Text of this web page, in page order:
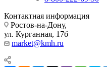
Контактная информация
Ростов-на-Дону,
ул. Курганная, 17б
market@kmh.ru